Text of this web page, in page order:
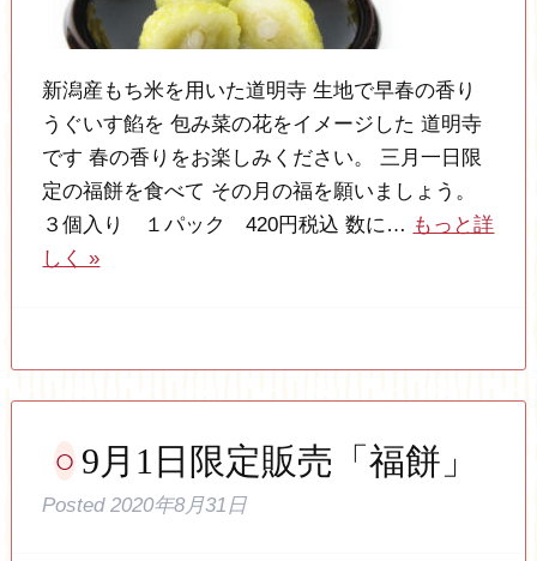
新潟産もち米を用いた道明寺 生地で早春の香り
うぐいす餡を 包み菜の花をイメージした 道明寺
です 春の香りをお楽しみください。 三月一日限
定の福餅を食べて その月の福を願いましょう。
３個入り １パック 420円税込 数に… もっと詳
しく »
9月1日限定販売「福餅」
Posted2020年8月31日